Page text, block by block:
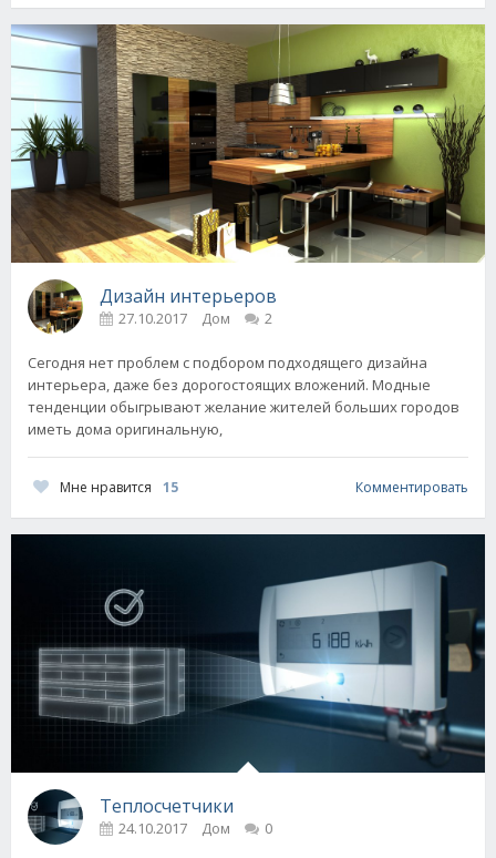
Дизайн интерьеров
27.10.2017 Дом 2
Сегодня нет проблем с подбором подходящего дизайна
интерьера, даже без дорогостоящих вложений. Модные
тенденции обыгрывают желание жителей больших городов
иметь дома оригинальную,
Мне нравится 15 Комментировать
Теплосчетчики
24.10.2017 Дом 0